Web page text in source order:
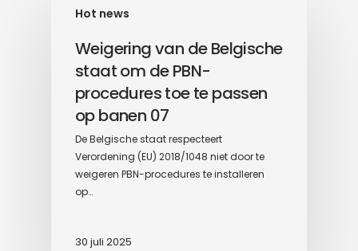
Hot news
Weigering van de Belgische
staat om de PBN-
procedures toe te passen
op banen 07
De Belgische staat respecteert
Verordening (EU) 2018/1048 niet door te
weigeren PBN-procedures te installeren
op…
30 juli 2025